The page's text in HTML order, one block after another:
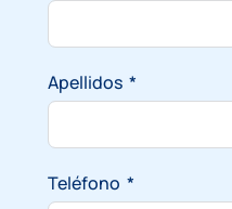
Apellidos
Teléfono